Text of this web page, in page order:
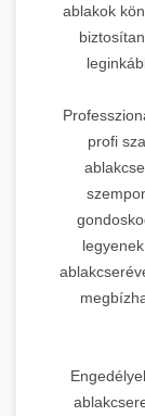
ablakok
profi